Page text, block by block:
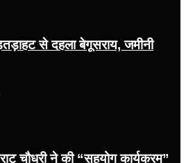
से दहला बेगूसराय, जमीनी
चौधरी ने की “सहयोग कार्यक्रम”